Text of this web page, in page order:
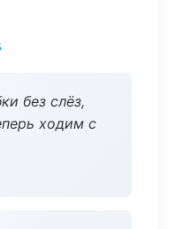
без слёз,
ходим с